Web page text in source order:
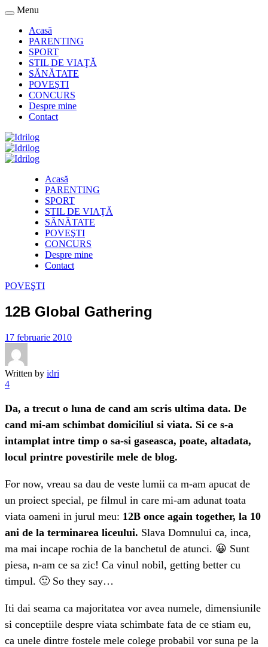
Menu
Acasă
PARENTING
SPORT
STIL DE VIAŢĂ
SĂNĂTATE
POVEŞTI
CONCURS
Despre mine
Contact
Acasă
PARENTING
SPORT
STIL DE VIAŢĂ
SĂNĂTATE
POVEŞTI
CONCURS
Despre mine
Contact
POVEŞTI
12B Global Gathering
17 februarie 2010
Written by idri
4
Da, a trecut o luna de cand am scris ultima data. De
cand mi-am schimbat domiciliul si viata. Si ce s-a
intamplat intre timp o sa-si gaseasca, poate, altadata,
locul printre povestirile mele de blog.
For now, vreau sa dau de veste lumii ca m-am apucat de
un proiect special, pe filmul in care mi-am adunat toata
viata oameni in jurul meu: 12B once again together, la 10
ani de la terminarea liceului. Slava Domnului ca, inca,
ma mai incape rochia de la banchetul de atunci. 😀 Sunt
piesa, n-am ce sa zic! Ca vinul nobil, getting better cu
timpul. 🙂 So they say…
Iti dai seama ca majoritatea vor avea numele, dimensiunile
si conceptiile despre viata schimbate fata de ce stiam eu,
ca unele dintre fostele mele colege probabil vor suna pe la